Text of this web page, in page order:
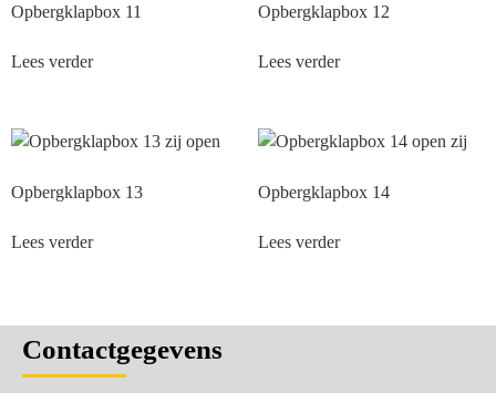
Opbergklapbox 11
Lees verder
Opbergklapbox 12
Lees verder
Opbergklapbox 13
Lees verder
Opbergklapbox 14
Lees verder
Contactgegevens